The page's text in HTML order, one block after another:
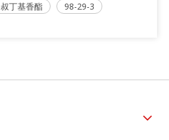
丁基香酯 98-29-3